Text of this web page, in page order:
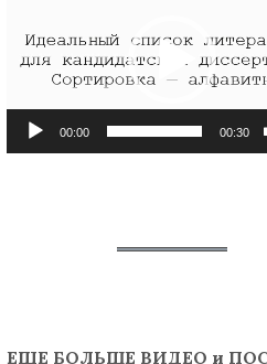
00:00 00:30
ЕЩЕ БОЛЬШЕ ВИДЕО и